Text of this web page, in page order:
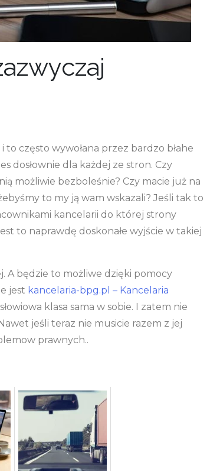
to często wywołana przez bardzo błahe
dosłownie dla każdej ze stron. Czy
możliwie bezboleśnie? Czy macie już na
to my ją wam wskazali? Jeśli tak to
kancelarii do której strony
to naprawdę doskonałe wyjście w takiej
A będzie to możliwe dzięki pomocy
jest kancelaria-bpg.pl – Kancelaria
klasa sama w sobie. I zatem nie
jeśli teraz nie musicie razem z jej
prawnych..